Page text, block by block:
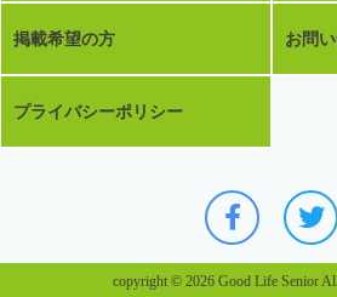
掲載希望の方 お問
プライバシーポリシー
copyright © 2026 Good Life Senior